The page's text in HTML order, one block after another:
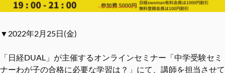
▼2022年2月25日(金)
「日経DUAL」が主催するオンラインセミナー「中学受験セミ
ナーわが子の合格に必要な学習は？」にて、講師を担当させて